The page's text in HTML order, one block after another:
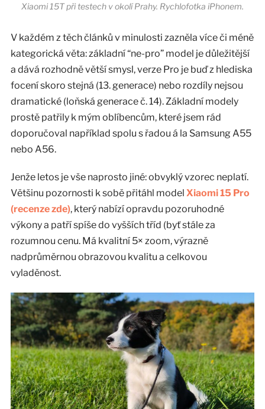
Xiaomi 15T při testech v okolí Prahy. Rychlofotka iPhonem.
V každém z těch článků v minulosti zazněla více či méně
kategorická věta: základní “ne-pro” model je důležitější
a dává rozhodně větší smysl, verze Pro je buď z hlediska
focení skoro stejná (13. generace) nebo rozdíly nejsou
dramatické (loňská generace č. 14). Základní modely
prostě patřily k mým oblíbencům, které jsem rád
doporučoval například spolu s řadou á la Samsung A55
nebo A56.
Jenže letos je vše naprosto jiné: obvyklý vzorec neplatí.
Většinu pozornosti k sobě přitáhl model Xiaomi 15 Pro
(recenze zde), který nabízí opravdu pozoruhodné
výkony a patří spíše do vyšších tříd (byť stále za
rozumnou cenu. Má kvalitní 5× zoom, výrazně
nadprůměrnou obrazovou kvalitu a celkovou
vyladěnost.